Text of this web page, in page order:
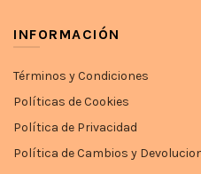
INFORMACIÓN
Términos y Condiciones
Políticas de Cookies
Política de Privacidad
Política de Cambios y